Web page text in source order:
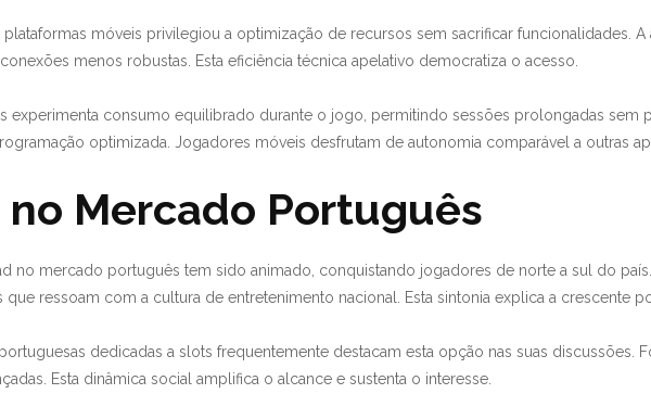
móveis privilegiou a optimização de recursos sem sacrificar funcionalidades.
menos robustas. Esta eficiência técnica apelativo democratiza o acesso.
experimenta consumo equilibrado durante o jogo, permitindo sessões prolongadas sem
optimizada. Jogadores móveis desfrutam de autonomia comparável a outras
no Mercado Português
no mercado português tem sido animado, conquistando jogadores de norte a sul do
ressoam com a cultura de entretenimento nacional. Esta sintonia explica a crescente
dedicadas a slots frequentemente destacam esta opção nas suas discussões.
Esta dinâmica social amplifica o alcance e sustenta o interesse.